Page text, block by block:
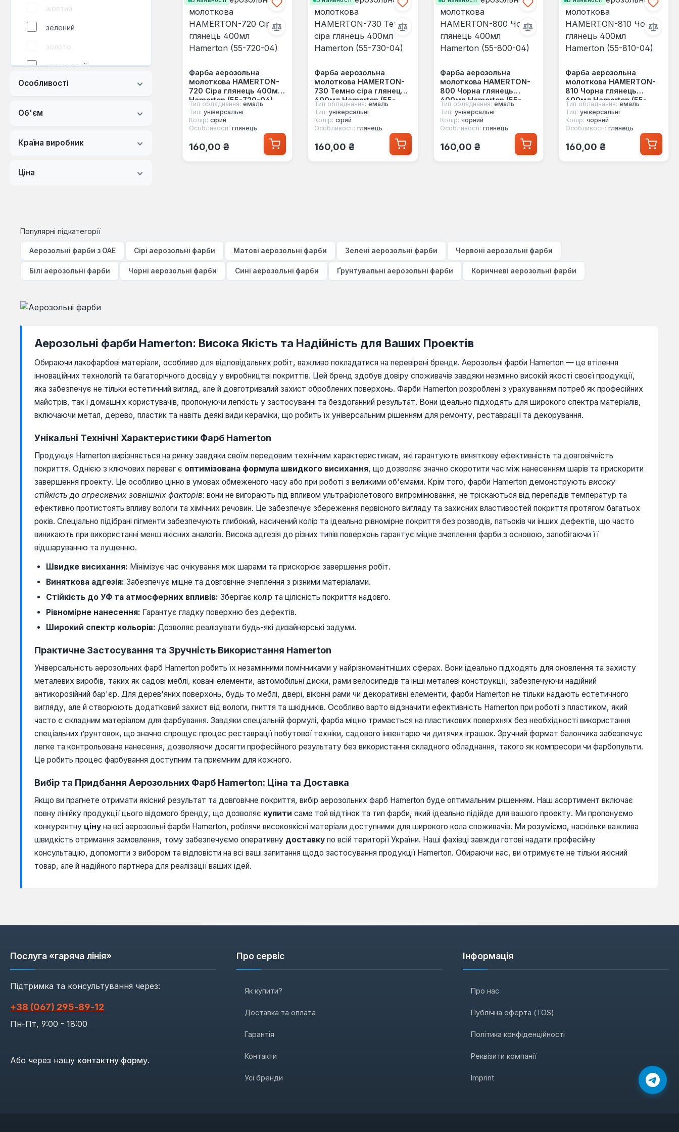
жовтий
зелений
золото
коричневий
кремовий
прозорий
червоний
Особливості
Об'єм
Країна виробник
Ціна
Фарба аерозольна
молоткова HAMERTON-
720 Сіра глянець 400мл
Hamerton (55-720-04)
Тип обладнання: емаль
Тип: універсальні
Колір: сірий
Особливості: глянець
Звичайна ціна:
160,00 ₴
Фарба аерозольна
молоткова HAMERTON-
730 Темно сіра глянець
400мл Hamerton (55-
730-04)
Тип обладнання: емаль
Тип: універсальні
Колір: сірий
Особливості: глянець
Звичайна ціна:
160,00 ₴
Фарба аерозольна
молоткова HAMERTON-
800 Чорна глянець
400мл Hamerton (55-
800-04)
Тип обладнання: емаль
Тип: універсальні
Колір: чорний
Особливості: глянець
Звичайна ціна:
160,00 ₴
Фарба аерозольна
молоткова HAMERTON-
810 Чорна глянець
400мл Hamerton (55-
810-04)
Тип обладнання: емаль
Тип: універсальні
Колір: чорний
Особливості: глянець
Звичайна ціна:
160,00 ₴
Популярні підкатегорії
Аерозольні фарби з ОАЕ Сірі аерозольні фарби Матові аерозольні фарби Зелені аерозольні фарби Червоні аерозольні фарби
Білі аерозольні фарби Чорні аерозольні фарби Сині аерозольні фарби Ґрунтувальні аерозольні фарби Коричневі аерозольні фарби
Аерозольні фарби Hamerton: Висока Якість та Надійність для Ваших Проектів
Обираючи лакофарбові матеріали, особливо для відповідальних робіт, важливо покладатися на перевірені бренди. Аерозольні фарби Hamerton — це втілення
інноваційних технологій та багаторічного досвіду у виробництві покриттів. Цей бренд здобув довіру споживачів завдяки незмінно високій якості своєї продукції,
яка забезпечує не тільки естетичний вигляд, але й довготривалий захист оброблених поверхонь. Фарби Hamerton розроблені з урахуванням потреб як професійних
майстрів, так і домашніх користувачів, пропонуючи легкість у застосуванні та бездоганний результат. Вони ідеально підходять для широкого спектра матеріалів,
включаючи метал, дерево, пластик та навіть деякі види кераміки, що робить їх універсальним рішенням для ремонту, реставрації та декорування.
Унікальні Технічні Характеристики Фарб Hamerton
Продукція Hamerton вирізняється на ринку завдяки своїм передовим технічним характеристикам, які гарантують виняткову ефективність та довговічність
покриття. Однією з ключових переваг є оптимізована формула швидкого висихання, що дозволяє значно скоротити час між нанесенням шарів та прискорити
завершення проекту. Це особливо цінно в умовах обмеженого часу або при роботі з великими об'ємами. Крім того, фарби Hamerton демонструють високу
стійкість до агресивних зовнішніх факторів: вони не вигорають під впливом ультрафіолетового випромінювання, не тріскаються від перепадів температур та
ефективно протистоять впливу вологи та хімічних речовин. Це забезпечує збереження первісного вигляду та захисних властивостей покриття протягом багатьох
років. Спеціально підібрані пігменти забезпечують глибокий, насичений колір та ідеально рівномірне покриття без розводів, патьоків чи інших дефектів, що часто
виникають при використанні менш якісних аналогів. Висока адгезія до різних типів поверхонь гарантує міцне зчеплення фарби з основою, запобігаючи її
відшаруванню та лущенню.
Швидке висихання: Мінімізує час очікування між шарами та прискорює завершення робіт.
Виняткова адгезія: Забезпечує міцне та довговічне зчеплення з різними матеріалами.
Стійкість до УФ та атмосферних впливів: Зберігає колір та цілісність покриття надовго.
Рівномірне нанесення: Гарантує гладку поверхню без дефектів.
Широкий спектр кольорів: Дозволяє реалізувати будь-які дизайнерські задуми.
Практичне Застосування та Зручність Використання Hamerton
Універсальність аерозольних фарб Hamerton робить їх незамінними помічниками у найрізноманітніших сферах. Вони ідеально підходять для оновлення та захисту
металевих виробів, таких як садові меблі, ковані елементи, автомобільні диски, рами велосипедів та інші металеві конструкції, забезпечуючи надійний
антикорозійний бар'єр. Для дерев'яних поверхонь, будь то меблі, двері, віконні рами чи декоративні елементи, фарби Hamerton не тільки надають естетичного
вигляду, але й створюють додатковий захист від вологи, гниття та шкідників. Особливо варто відзначити ефективність Hamerton при роботі з пластиком, який
часто є складним матеріалом для фарбування. Завдяки спеціальній формулі, фарба міцно тримається на пластикових поверхнях без необхідності використання
спеціальних ґрунтовок, що значно спрощує процес реставрації побутової техніки, садового інвентарю чи дитячих іграшок. Зручний формат балончика забезпечує
легке та контрольоване нанесення, дозволяючи досягти професійного результату без використання складного обладнання, такого як компресори чи фарбопульти.
Це робить процес фарбування доступним та приємним для кожного.
Вибір та Придбання Аерозольних Фарб Hamerton: Ціна та Доставка
Якщо ви прагнете отримати якісний результат та довговічне покриття, вибір аерозольних фарб Hamerton буде оптимальним рішенням. Наш асортимент включає
повну лінійку продукції цього відомого бренду, що дозволяє купити саме той відтінок та тип фарби, який ідеально підійде для вашого проекту. Ми пропонуємо
конкурентну ціну на всі аерозольні фарби Hamerton, роблячи високоякісні матеріали доступними для широкого кола споживачів. Ми розуміємо, наскільки важлива
швидкість отримання замовлення, тому забезпечуємо оперативну доставку по всій території України. Наші фахівці завжди готові надати професійну
консультацію, допомогти з вибором та відповісти на всі ваші запитання щодо застосування продукції Hamerton. Обираючи нас, ви отримуєте не тільки якісний
товар, але й надійного партнера для реалізації ваших ідей.
Послуга «гаряча лінія»
Підтримка та консультування через:
+38 (067) 295‑89‑12
Пн-Пт, 9:00 - 18:00
Або через нашу контактну форму.
Про сервіс
Як купити?
Доставка та оплата
Гарантія
Контакти
Усі бренди
Інформація
Про нас
Публічна оферта (TOS)
Політика конфіденційності
Реквізити компанії
Imprint